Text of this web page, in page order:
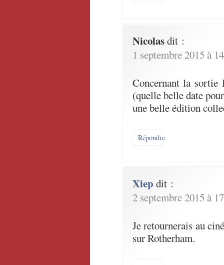
Nicolasdit :
1 septembre 2015 à
Concernant la
(quelle belle date
une belle édition
Répondre
Xiep dit :
2 septembre 2015 à
Je retournerais au
sur Rotherham.